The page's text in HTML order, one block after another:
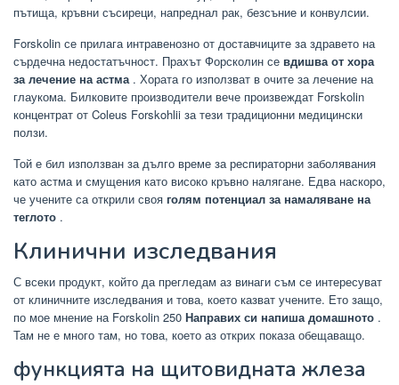
пътища, кръвни съсиреци, напреднал рак, безсъние и конвулсии.
Forskolin се прилага интравенозно от доставчиците за здравето на
сърдечна недостатъчност. Прахът Форсколин се вдишва от хора
за лечение на астма. Хората го използват в очите за лечение на
глаукома. Билковите производители вече произвеждат Forskolin
концентрат от Coleus Forskohlii за тези традиционни медицински
ползи.
Той е бил използван за дълго време за респираторни заболявания
като астма и смущения като високо кръвно налягане. Едва наскоро,
че учените са открили своя голям потенциал за намаляване на
теглото .
Клинични изследвания
С всеки продукт, който да прегледам аз винаги съм се интересуват
от клиничните изследвания и това, което казват учените. Ето защо,
по мое мнение на Forskolin 250 Направих си напиша домашното .
Там не е много там, но това, което аз открих показа обещаващо.
функцията на щитовидната жлеза